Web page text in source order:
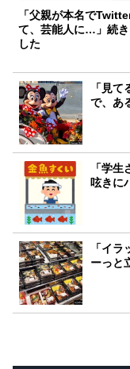
「父親が本名で
て、芸能人に…」続
した
「見
で、あ
「学
呟きに
「イ
ーっと